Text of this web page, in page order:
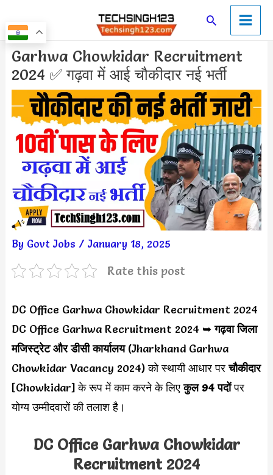
to
content
SearchMain
Menu
Garhwa Chowkidar Recruitment
2024 ✅ गढ़वा में आई चौकीदार नई भर्ती
By Govt Jobs / January 18, 2025
Rate this post
DC Office Garhwa Chowkidar Recruitment 2024
DC Office Garhwa Recruitment 2024 ➥गढ़वा जिला
मजिस्ट्रेट और डीसी कार्यालय(Jharkhand Garhwa
Chowkidar Vacancy 2024) को स्थायी आधार परचौकीदार
[Chowkidar] के रूप में काम करने के लिएकुल 94 पदोंपर
योग्य उम्मीदवारों की तलाश है।
DC Office Garhwa Chowkidar
Recruitment 2024
Post
navigation